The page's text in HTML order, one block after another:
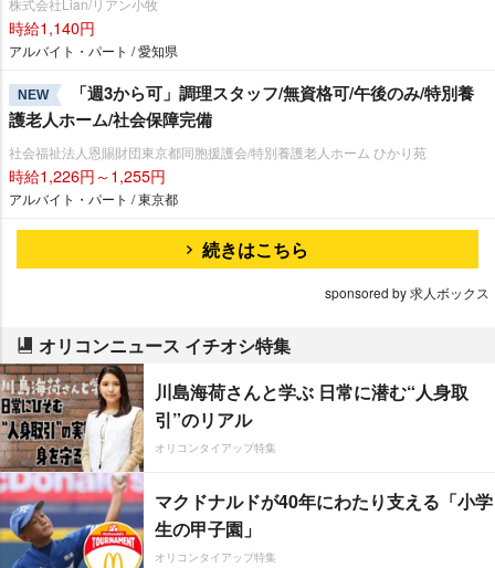
株式会社Lian/リアン小牧
時給1,140円
アルバイト・パート / 愛知県
NEW
「週3から可」調理スタッフ/無資格可/午後のみ/特別養
護老人ホーム/社会保障完備
社会福祉法人恩賜財団東京都同胞援護会/特別養護老人ホーム ひかり苑
時給1,226円～1,255円
アルバイト・パート / 東京都
続きはこちら
sponsored by 求人ボックス
オリコンニュース イチオシ特集
川島海荷さんと学ぶ 日常に潜む“人身取
引”のリアル
オリコンタイアップ特集
マクドナルドが40年にわたり支える「小学
生の甲子園」
オリコンタイアップ特集